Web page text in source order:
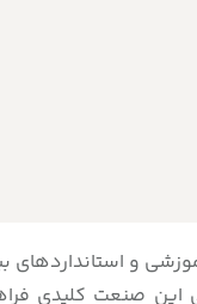
و
این صنعت کلیدی